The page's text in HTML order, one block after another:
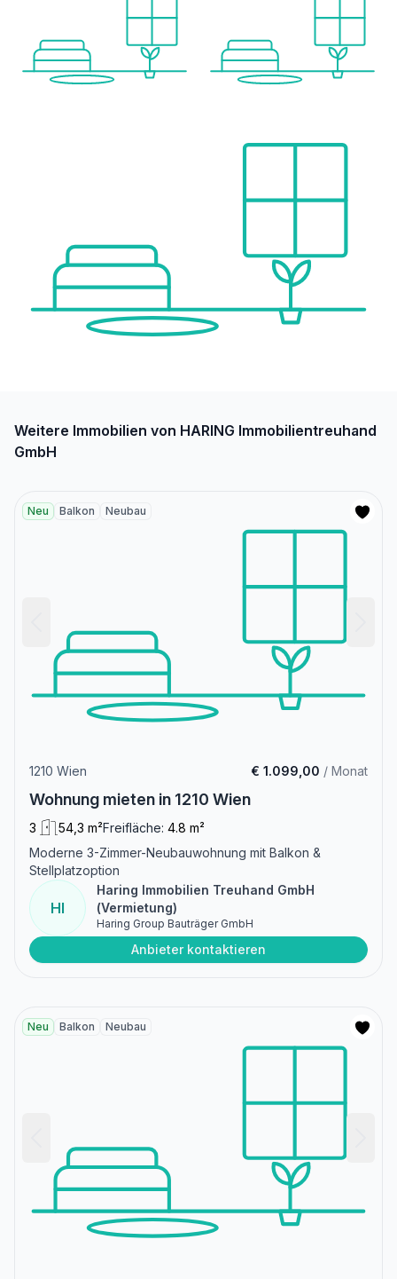
Weitere Immobilien von HARING Immobilientreuhand
GmbH
Neu Balkon Neubau
1210 Wien € 1.099,00 / Monat
Wohnung mieten in 1210 Wien
3 54,3 m²Freifläche: 4.8 m²
Moderne 3-Zimmer-Neubauwohnung mit Balkon &
Stellplatzoption
HI
Haring Immobilien Treuhand GmbH
(Vermietung)
Haring Group Bauträger GmbH
Anbieter kontaktieren
Neu Balkon Neubau